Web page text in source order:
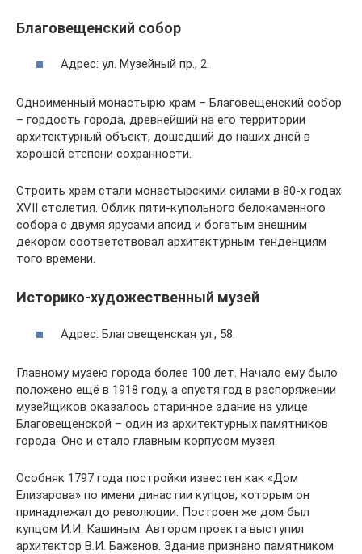
Благовещенский собор
Адрес: ул. Музейный пр., 2.
Одноименный монастырю храм – Благовещенский собор
– гордость города, древнейший на его территории
архитектурный объект, дошедший до наших дней в
хорошей степени сохранности.
Строить храм стали монастырскими силами в 80-х годах
XVII столетия. Облик пяти-купольного белокаменного
собора с двумя ярусами апсид и богатым внешним
декором соответствовал архитектурным тенденциям
того времени.
Историко-художественный музей
Адрес: Благовещенская ул., 58.
Главному музею города более 100 лет. Начало ему было
положено ещё в 1918 году, а спустя год в распоряжении
музейщиков оказалось старинное здание на улице
Благовещенской – один из архитектурных памятников
города. Оно и стало главным корпусом музея.
Особняк 1797 года постройки известен как «Дом
Елизарова» по имени династии купцов, которым он
принадлежал до революции. Построен же дом был
купцом И.И. Кашиным. Автором проекта выступил
архитектор В.И. Баженов. Здание признано памятником